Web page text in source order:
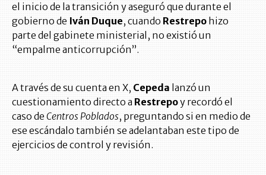
el inicio de la transición y aseguró que durante el
gobierno de Iván Duque, cuando Restrepo hizo
parte del gabinete ministerial, no existió un
“empalme anticorrupción”.
A través de su cuenta en X, Cepeda lanzó un
cuestionamiento directo a Restrepoy recordó el
caso de Centros Poblados, preguntando si en medio de
ese escándalo también se adelantaban este tipo de
ejercicios de control y revisión.